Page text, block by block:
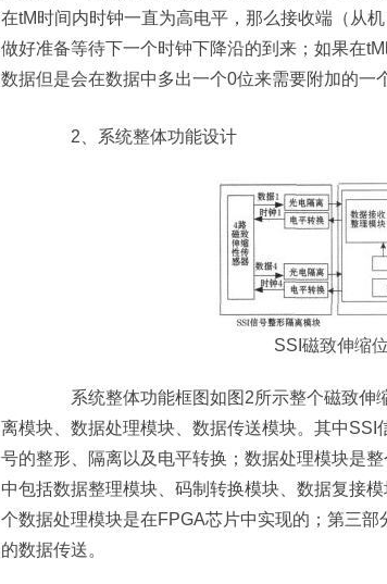
在tM时间内时钟一直为高电平，那么接收端（从
做好准备等待下一个时钟下降沿的到来；如果在
数据但是会在数据中多出一个0位来需要附加的一
2、系统整体功能设计
SSI 磁致伸缩
系统整体功能框图如图2所示整个磁致伸
离模块、数据处理模块、数据传送模块。其中
号的整形、隔离以及电平转换；数据处理模块是
中包括数据整理模块、码制转换模块、数据复接
个数据处理模块是在FPGA芯片中实现的；第三
的数据传送。